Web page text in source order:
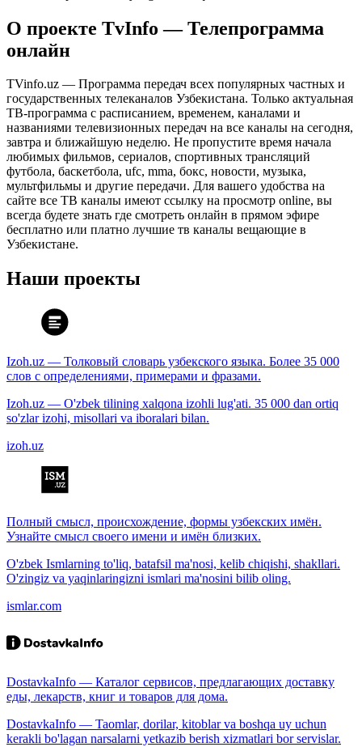
О проекте TvInfo — Телепрограмма
онлайн
TVinfo.uz — Программа передач всех популярных частных и
государственных телеканалов Узбекистана. Только актуальная
ТВ-программа с расписанием, временем, каналами и
названиями телевизионных передач на все каналы на сегодня,
завтра и ближайшую неделю. Не пропустите время начала
любимых фильмов, сериалов, спортивных трансляций
футбола, баскетбола, ufc, mma, бокс, новости, музыка,
мультфильмы и другие передачи. Для вашего удобства на
сайте все ТВ каналы имеют ссылку на просмотр online, вы
всегда будете знать где смотреть онлайн в прямом эфире
бесплатно или платно лучшие тв каналы вещающие в
Узбекистане.
Наши проекты
Izoh.uz — Толковый словарь узбекского языка. Более 35 000
слов с определениями, примерами и фразами.
Izoh.uz — O'zbek tilining xalqona izohli lug'ati. 35 000 dan ortiq
so'zlar izohi, misollari va iboralari bilan.
izoh.uz
Полный смысл, происхождение, формы узбекских имён.
Узнайте смысл своего имени и имён близких.
O'zbek Ismlarning to'liq, batafsil ma'nosi, kelib chiqishi, shakllari.
O'zingiz va yaqinlaringizni ismlari ma'nosini bilib oling.
ismlar.com
DostavkaInfo — Каталог сервисов, предлагающих доставку
еды, лекарств, книг и товаров для дома.
DostavkaInfo — Taomlar, dorilar, kitoblar va boshqa uy uchun
kerakli bo'lagan narsalarni yetkazib berish xizmatlari bor servislar.